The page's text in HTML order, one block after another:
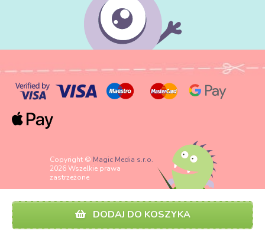
DODAJ DO KOSZYKA
Copyright © Magic Media s.r.o.
2026 Wszelkie prawa
zastrzeżone